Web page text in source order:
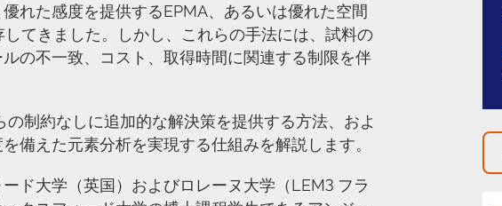
れた感度を提供するEPMA、あるいは優れた空間
てきました。しかし、これらの手法には、試料の
の不一致、コスト、取得時間に関連する制限を伴
の制約なしに追加的な解決策を提供する方法、およ
備えた元素分析を実現する仕組みを解説します。
ド大学（英国）およびロレーヌ大学（LEM3 フラ